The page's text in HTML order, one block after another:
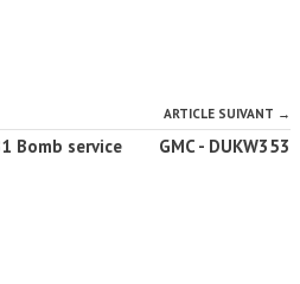
Bomb service
ARTICLE SUIVANT →
GMC - DUKW353